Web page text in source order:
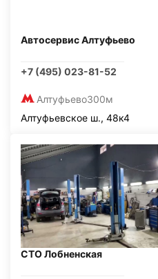
Автосервис Алтуфьево
+7 (495) 023-81-52
Алтуфьево300м
Алтуфьевское ш., 48к4
СТО Лобненская